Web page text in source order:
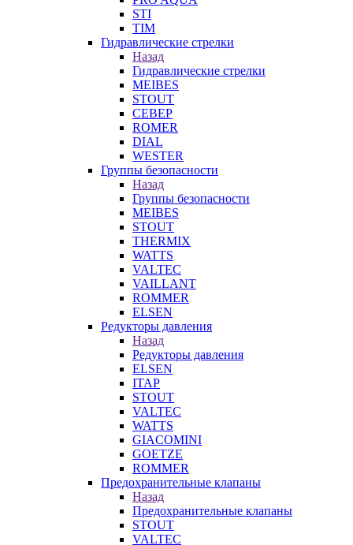
STI
TIM
Гидравлические стрелки
Назад
Гидравлические стрелки
MEIBES
STOUT
СЕВЕР
ROMER
DIAL
WESTER
Группы безопасности
Назад
Группы безопасности
MEIBES
STOUT
THERMIX
WATTS
VALTEC
VAILLANT
ROMMER
ELSEN
Редукторы давления
Назад
Редукторы давления
ELSEN
ITAP
STOUT
VALTEC
WATTS
GIACOMINI
GOETZE
ROMMER
Предохранительные клапаны
Назад
Предохранительные клапаны
STOUT
VALTEC